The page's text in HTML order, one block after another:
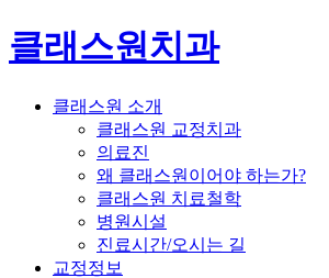
클래스원치과
클래스원 소개
클래스원 교정치과
의료진
왜 클래스원이어야 하는가?
클래스원 치료철학
병원시설
진료시간/오시는 길
교정정보